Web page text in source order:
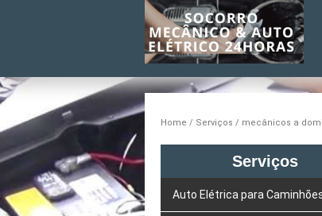
Home Serviços mecânicos a
Serviços
Auto Elétrica para